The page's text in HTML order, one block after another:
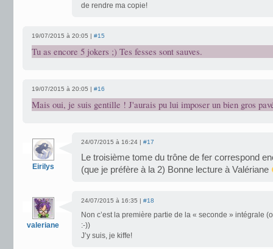
de rendre ma copie!
19/07/2015 à 20:05 | #15
Tu as encore 5 jokers ;) Tes fesses sont sauves.
19/07/2015 à 20:05 | #16
Mais oui, je suis gentille ! J'aurais pu lui imposer un bien gros
Eirilys
24/07/2015 à 16:24 | #17
Le troisième tome du trône de fer correspond
(que je préfère à la 2) Bonne lecture à Valériane
valeriane
24/07/2015 à 16:35 | #18
Non c’est la première partie de la « seconde » intégrale
:-))
J’y suis, je kiffe!